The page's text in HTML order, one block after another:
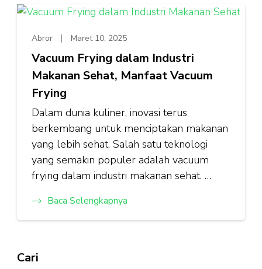
Abror Maret 10, 2025
Vacuum Frying dalam Industri
Makanan Sehat, Manfaat Vacuum
Frying
Dalam dunia kuliner, inovasi terus
berkembang untuk menciptakan makanan
yang lebih sehat. Salah satu teknologi
yang semakin populer adalah vacuum
frying dalam industri makanan sehat. …
Baca Selengkapnya
Cari